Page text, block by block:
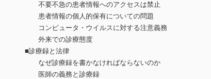
不要不急の患者情報へのアクセスは禁止
患者情報の個人的保有についての問題
コンピュータ・ウイルスに対する注意義務
外来での診療態度
■診療録と法律
なぜ診療録を書かなければならないのか
医師の義務と診療録